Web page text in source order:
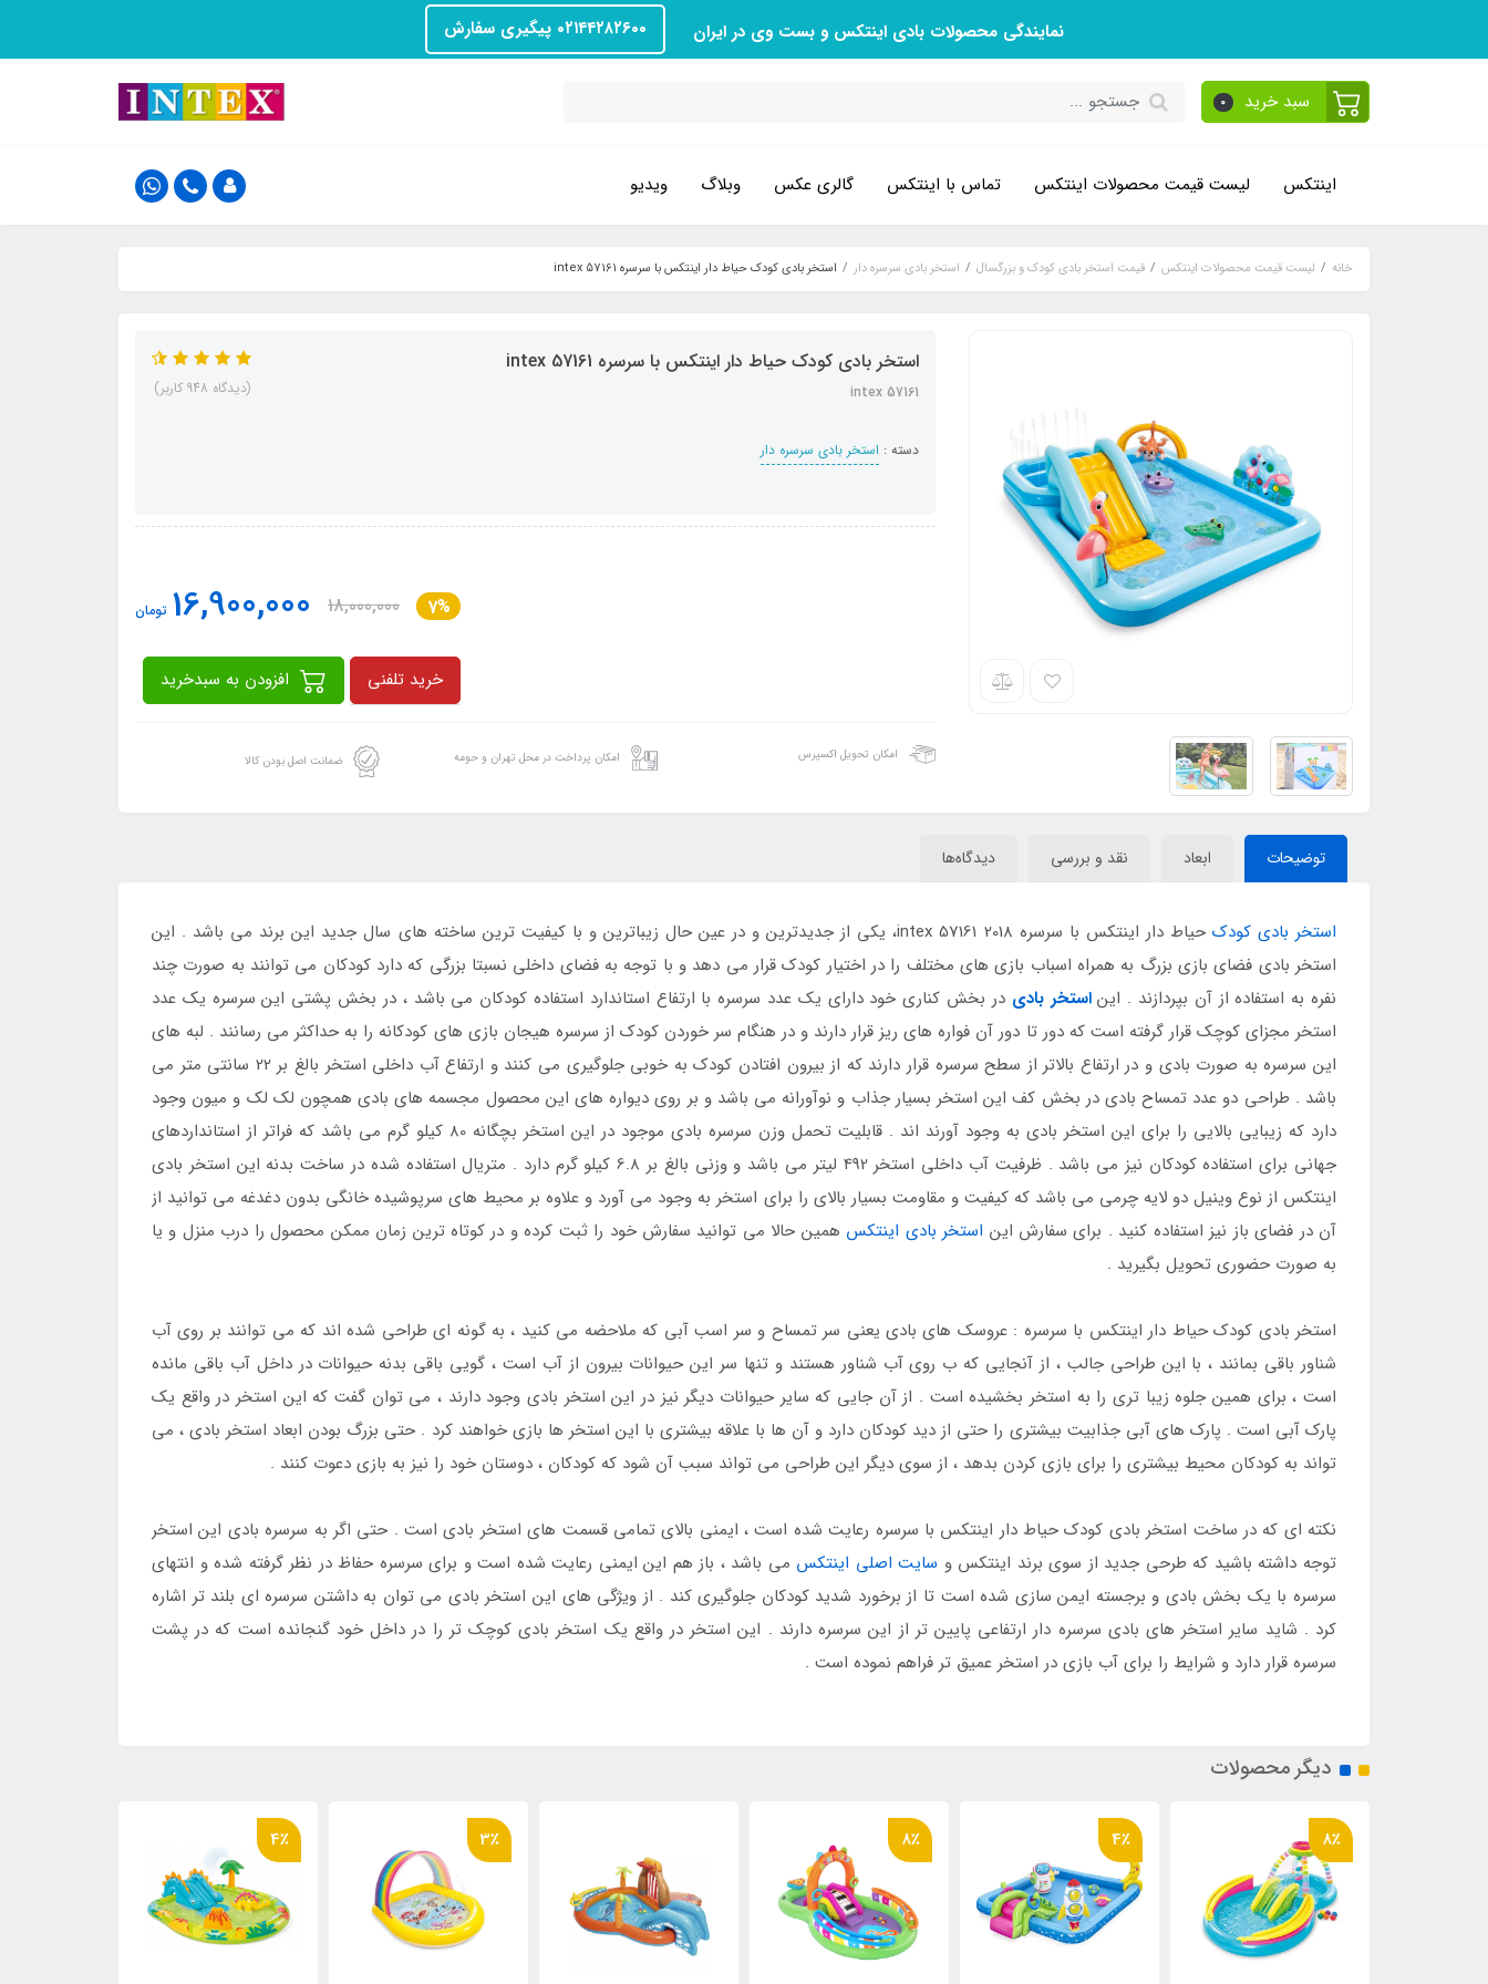
نمایندگی محصولات بادی اینتکس و بست وی در ایران ۰۲۱۴۴۲۸۲۶۰۰ پیگیری سفارش
سبد خرید 0
اینتکس لیست قیمت محصولات اینتکس تماس با اینتکس گالری عکس وبلاگ ویدیو
خانه لیست قیمت محصولات اینتکس قیمت استخر بادی کودک و بزرگسال استخر بادی سرسره دار استخر بادی کودک حیاط دار اینتکس با سرسره intex 57161
استخر بادی کودک حیاط دار اینتکس با سرسره intex 57161
intex 57161
دسته : استخر بادی سرسره دار
(دیدگاه 948 کاربر)
7%
18,000,000
16,900,000 تومان
خرید تلفنی
امکان تحویل اکسپرس امکان پرداخت در محل تهران و حومه ضمانت اصل بودن کالا
توضیحات ابعاد نقد و بررسی دیدگاه‌ها
استخر بادی کودک
حیاط دار اینتکس با سرسره intex 57161 2018، یکی از جدیدترین و در عین حال زیباترین و با کیفیت ترین ساخته های سال جدید این برند می باشد . این
استخر بادی فضای بازی بزرگ به همراه اسباب بازی های مختلف را در اختیار کودک قرار می دهد و با توجه به فضای داخلی نسبتا بزرگی که دارد کودکان می توانند به صورت چند
نفره به استفاده از آن بپردازند . ایناستخر بادی در بخش کناری خود دارای یک عدد سرسره با ارتفاع استاندارد استفاده کودکان می باشد ، در بخش پشتی این سرسره یک عدد
استخر مجزای کوچک قرار گرفته است که دور تا دور آن فواره های ریز قرار دارند و در هنگام سر خوردن کودک از سرسره هیجان بازی های کودکانه را به حداکثر می رسانند . لبه های
این سرسره به صورت بادی و در ارتفاع بالاتر از سطح سرسره قرار دارند که از بیرون افتادن کودک به خوبی جلوگیری می کنند و ارتفاع آب داخلی استخر بالغ بر 22 سانتی متر می
باشد . طراحی دو عدد تمساح بادی در بخش کف این استخر بسیار جذاب و نوآورانه می باشد و بر روی دیواره های این محصول مجسمه های بادی همچون لک لک و میون وجود
دارد که زیبایی بالایی را برای این استخر بادی به وجود آورند اند . قابلیت تحمل وزن سرسره بادی موجود در این استخر بچگانه 80 کیلو گرم می باشد که فراتر از استانداردهای
جهانی برای استفاده کودکان نیز می باشد . ظرفیت آب داخلی استخر 492 لیتر می باشد و وزنی بالغ بر 6.8 کیلو گرم دارد . متریال استفاده شده در ساخت بدنه این استخر بادی
اینتکس از نوع وینیل دو لایه چرمی می باشد که کیفیت و مقاومت بسیار بالای را برای استخر به وجود می آورد و علاوه بر محیط های سرپوشیده خانگی بدون دغدغه می توانید از
آن در فضای باز نیز استفاده کنید . برای سفارش این استخر بادی اینتکس همین حالا می توانید سفارش خود را ثبت کرده و در کوتاه ترین زمان ممکن محصول را درب منزل و یا
به صورت حضوری تحویل بگیرید .
استخر بادی کودک حیاط دار اینتکس با سرسره : عروسک های بادی یعنی سر تمساح و سر اسب آبی که ملاحضه می کنید ، به گونه ای طراحی شده اند که می توانند بر روی آب
شناور باقی بمانند ، با این طراحی جالب ، از آنجایی که ب روی آب شناور هستند و تنها سر این حیوانات بیرون از آب است ، گویی باقی بدنه حیوانات در داخل آب باقی مانده
است ، برای همین جلوه زیبا تری را به استخر بخشیده است . از آن جایی که سایر حیوانات دیگر نیز در این استخر بادی وجود دارند ، می توان گفت که این استخر در واقع یک
پارک آبی است . پارک های آبی جذابیت بیشتری را حتی از دید کودکان دارد و آن ها با علاقه بیشتری با این استخر ها بازی خواهند کرد . حتی بزرگ بودن ابعاد استخر بادی ، می
تواند به کودکان محیط بیشتری را برای بازی کردن بدهد ، از سوی دیگر این طراحی می تواند سبب آن شود که کودکان ، دوستان خود را نیز به بازی دعوت کنند .
نکته ای که در ساخت استخر بادی کودک حیاط دار اینتکس با سرسره رعایت شده است ، ایمنی بالای تمامی قسمت های استخر بادی است . حتی اگر به سرسره بادی این استخر
توجه داشته باشید که طرحی جدید از سوی برند اینتکس و سایت اصلی اینتکس می باشد ، باز هم این ایمنی رعایت شده است و برای سرسره حفاظ در نظر گرفته شده و انتهای
سرسره با یک بخش بادی و برجسته ایمن سازی شده است تا از برخورد شدید کودکان جلوگیری کند . از ویژگی های این استخر بادی می توان به داشتن سرسره ای بلند تر اشاره
کرد . شاید سایر استخر های بادی سرسره دار ارتفاعی پایین تر از این سرسره دارند . این استخر در واقع یک استخر بادی کوچک تر را در داخل خود گنجانده است که در پشت
سرسره قرار دارد و شرایط را برای آب بازی در استخر عمیق تر فراهم نموده است .
دیگر محصولات
8٪ 4٪ 8٪ 3٪ 4٪